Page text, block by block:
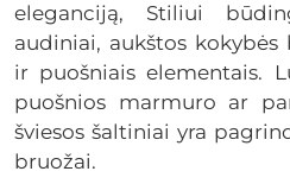
eleganciją, Stiliui
audiniai, aukštos
ir puošniais elementais.
puošnios marmuro ar
šviesos šaltiniai yra
bruožai.